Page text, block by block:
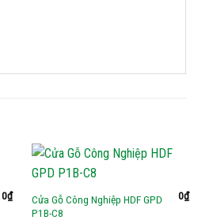
0₫
Cửa Gỗ Công Nghiệp HDF GPD
P1B-C8
0₫